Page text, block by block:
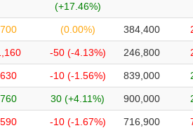
(+17.46%)
700 (0.00%) 384,400
-50 (-4.13%) 246,800
630 -10 (-1.56%) 839,000
760 30 (+4.11%) 900,000
590 -10 (-1.67%) 716,900